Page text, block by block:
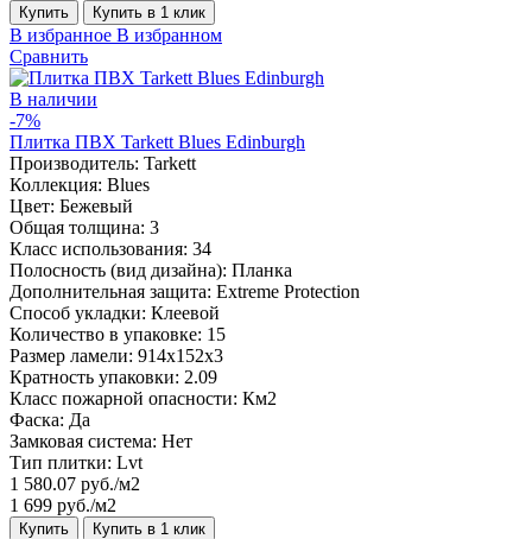
Купить Купить в 1 клик
В избранное В избранном
Сравнить
В наличии
-7%
Плитка ПВХ Tarkett Blues Edinburgh
Производитель: Tarkett
Коллекция: Blues
Цвет: Бежевый
Общая толщина: 3
Класс использования: 34
Полосность (вид дизайна): Планка
Дополнительная защита: Extreme Protection
Способ укладки: Клеевой
Количество в упаковке: 15
Размер ламели: 914x152x3
Кратность упаковки: 2.09
Класс пожарной опасности: Км2
Фаска: Да
Замковая система: Нет
Тип плитки: Lvt
1 580.07 руб./м2
1 699 руб./м2
Купить Купить в 1 клик